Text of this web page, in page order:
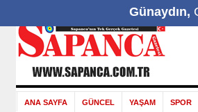
Günaydın,
ANA SAYFA GÜNCEL YAŞAM SPOR